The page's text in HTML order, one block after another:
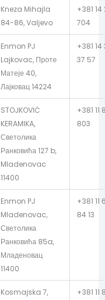
Kneza Mihajla
84-86, Valjevo
+381 14
704
Enmon PJ
Lajkovac, Проте
Матеје 40,
Лајковац 14224
+381 14
37 57
STOJKOVIĆ
KERAMIKA,
Светолика
Ранковића 127 b,
Mladenovac
11400
+381 11
803
Enmon PJ
Mladenovac,
Светолика
Ранковића 85a,
Младеновац
11400
+381 11
84 13
Kosmajska 7,
+381 11